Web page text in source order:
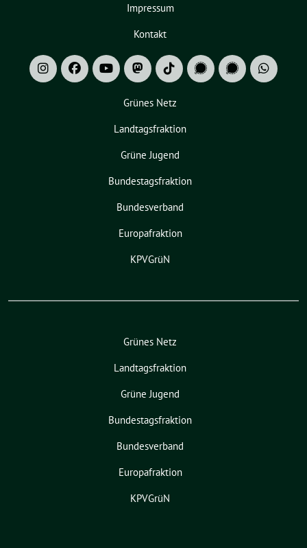
Impressum
Kontakt
Grünes Netz
Landtagsfraktion
Grüne Jugend
Bundestagsfraktion
Bundesverband
Europafraktion
KPVGrüN
Grünes Netz
Landtagsfraktion
Grüne Jugend
Bundestagsfraktion
Bundesverband
Europafraktion
KPVGrüN